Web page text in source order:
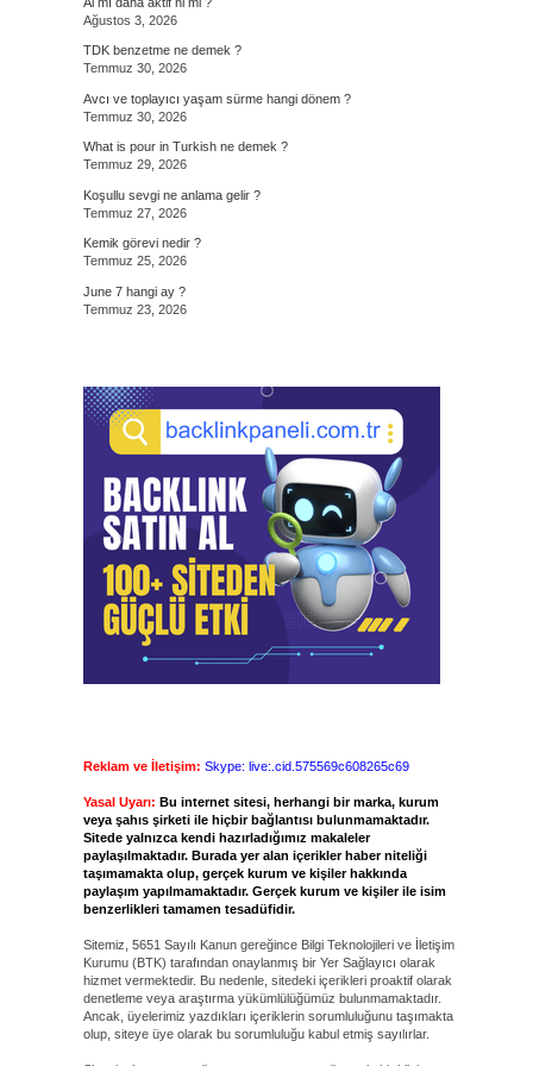
Ağustos 3, 2026
TDK benzetme ne demek ?
Temmuz 30, 2026
Avcı ve toplayıcı yaşam sürme hangi dönem ?
Temmuz 30, 2026
What is pour in Turkish ne demek ?
Temmuz 29, 2026
Koşullu sevgi ne anlama gelir ?
Temmuz 27, 2026
Kemik görevi nedir ?
Temmuz 25, 2026
June 7 hangi ay ?
Temmuz 23, 2026
Reklam ve İletişim: Skype: live:.cid.575569c608265c69
Yasal Uyarı: Bu internet sitesi, herhangi bir marka, kurum
veya şahıs şirketi ile hiçbir bağlantısı bulunmamaktadır.
Sitede yalnızca kendi hazırladığımız makaleler
paylaşılmaktadır. Burada yer alan içerikler haber niteliği
taşımamakta olup, gerçek kurum ve kişiler hakkında
paylaşım yapılmamaktadır. Gerçek kurum ve kişiler ile isim
benzerlikleri tamamen tesadüfidir.
Sitemiz, 5651 Sayılı Kanun gereğince Bilgi Teknolojileri ve İletişim
Kurumu (BTK) tarafından onaylanmış bir Yer Sağlayıcı olarak
hizmet vermektedir. Bu nedenle, sitedeki içerikleri proaktif olarak
denetleme veya araştırma yükümlülüğümüz bulunmamaktadır.
Ancak, üyelerimiz yazdıkları içeriklerin sorumluluğunu taşımakta
olup, siteye üye olarak bu sorumluluğu kabul etmiş sayılırlar.